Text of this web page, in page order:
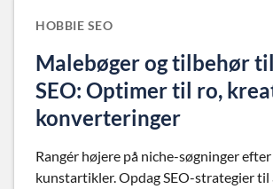
HOBBIE SEO
Malebøger og tilbehør
SEO: Optimer til ro,
konverteringer
Rangér højere på niche-søgninger
kunstartikler. Opdag SEO-strategier til